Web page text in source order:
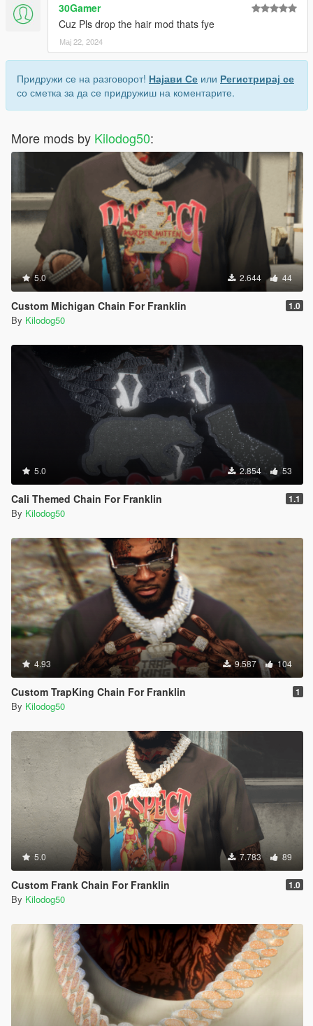
30Gamer
Cuz Pls drop the hair mod thats fye
Мај 22, 2024
Придружи се на разговорот! Најави Се или Регистрирај се
со сметка за да се придружиш на коментарите.
More mods by Kilodog50:
5.0 2.644 44
Custom Michigan Chain For Franklin 1.0
By Kilodog50
5.0 2.854 53
Cali Themed Chain For Franklin 1.1
By Kilodog50
4.93 9.587 104
Custom TrapKing Chain For Franklin 1
By Kilodog50
5.0 7.783 89
Custom Frank Chain For Franklin 1.0
By Kilodog50